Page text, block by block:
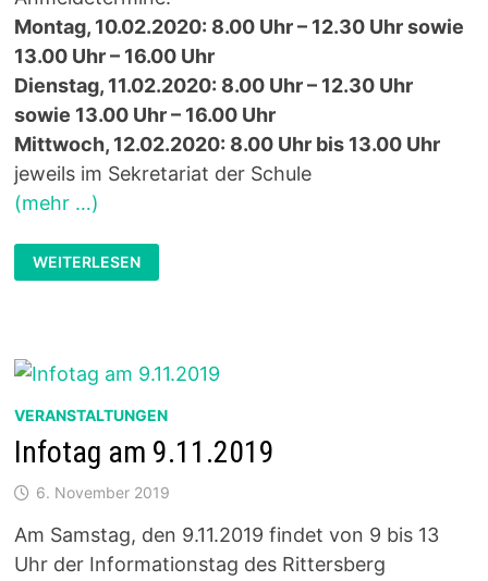
Montag, 10.02.2020: 8.00 Uhr – 12.30 Uhr sowie
13.00 Uhr – 16.00 Uhr
Dienstag, 11.02.2020: 8.00 Uhr – 12.30 Uhr
sowie 13.00 Uhr – 16.00 Uhr
Mittwoch, 12.02.2020: 8.00 Uhr bis 13.00 Uhr
jeweils im Sekretariat der Schule
(mehr …)
ANMELDUNG
FÜR
DIE
BIS
FEBRUAR
2020
WEITERLESEN
VERANSTALTUNGEN
Infotag am 9.11.2019
6. November 2019
Am Samstag, den 9.11.2019 findet von 9 bis 13
Uhr der Informationstag des Rittersberg